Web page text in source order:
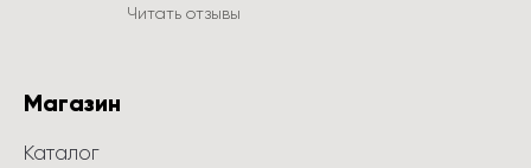
Читать отзывы
Магазин
Каталог